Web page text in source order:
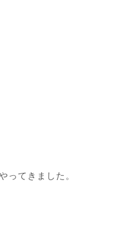
ってきました。